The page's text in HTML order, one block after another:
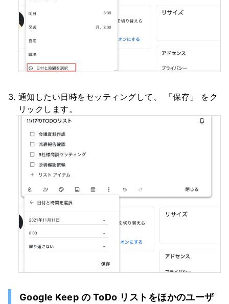
通知したい日時をセッティングして、 「保存」 をク
リックします。
Google Keep の ToDo リストをほかのユーザ